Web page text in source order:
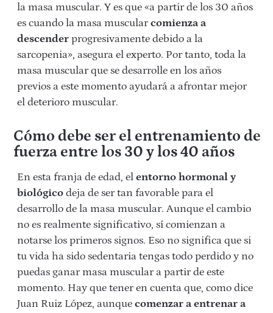
la masa muscular. Y es que «a partir de los 30 años
es cuando la masa muscularcomienza a
descender progresivamente debido a la
sarcopenia», asegura el experto. Por tanto, toda la
masa muscular que se desarrolle en los años
previos a este momento ayudará a afrontar mejor
el deterioro muscular.
Cómo debe ser el entrenamiento de
fuerza entre los 30 y los 40 años
En esta franja de edad, el entorno hormonal y
biológico deja de ser tan favorable para el
desarrollo de la masa muscular. Aunque el cambio
no es realmente significativo, sí comienzan a
notarse los primeros signos. Eso no significa que si
tu vida ha sido sedentaria tengas todo perdido y no
puedas ganar masa muscular a partir de este
momento. Hay que tener en cuenta que, como dice
Juan Ruiz López, aunque comenzar a entrenar a